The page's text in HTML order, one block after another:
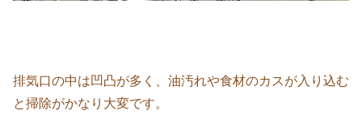
排気口の中は凹凸が多く、油汚れや食材のカスが入り込む
と掃除がかなり大変です。